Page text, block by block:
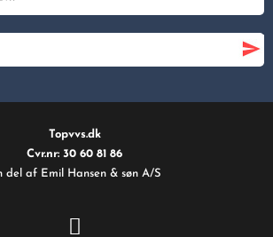
Topvvs.dk
Cvr.nr: 30 60 81 86
del af Emil Hansen & søn A/S